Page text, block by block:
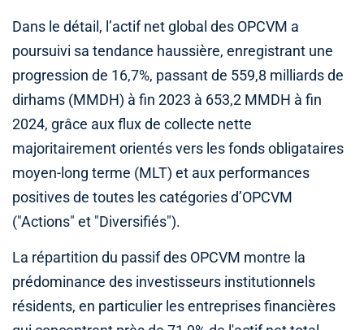
Dans le détail, l’actif net global des OPCVM a
poursuivi sa tendance haussière, enregistrant une
progression de 16,7%, passant de 559,8 milliards de
dirhams (MMDH) à fin 2023 à 653,2 MMDH à fin
2024, grâce aux flux de collecte nette
majoritairement orientés vers les fonds obligataires
moyen-long terme (MLT) et aux performances
positives de toutes les catégories d’OPCVM
("Actions" et "Diversifiés").
La répartition du passif des OPCVM montre la
prédominance des investisseurs institutionnels
résidents, en particulier les entreprises financières